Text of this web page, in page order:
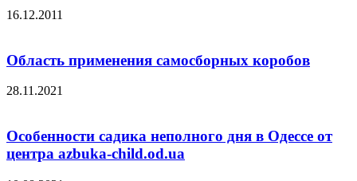
16.12.2011
Область применения самосборных коробов
28.11.2021
Особенности садика неполного дня в Одессе от
центра azbuka-child.od.ua